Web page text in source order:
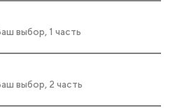
выбор, 1 часть
выбор, 2 часть